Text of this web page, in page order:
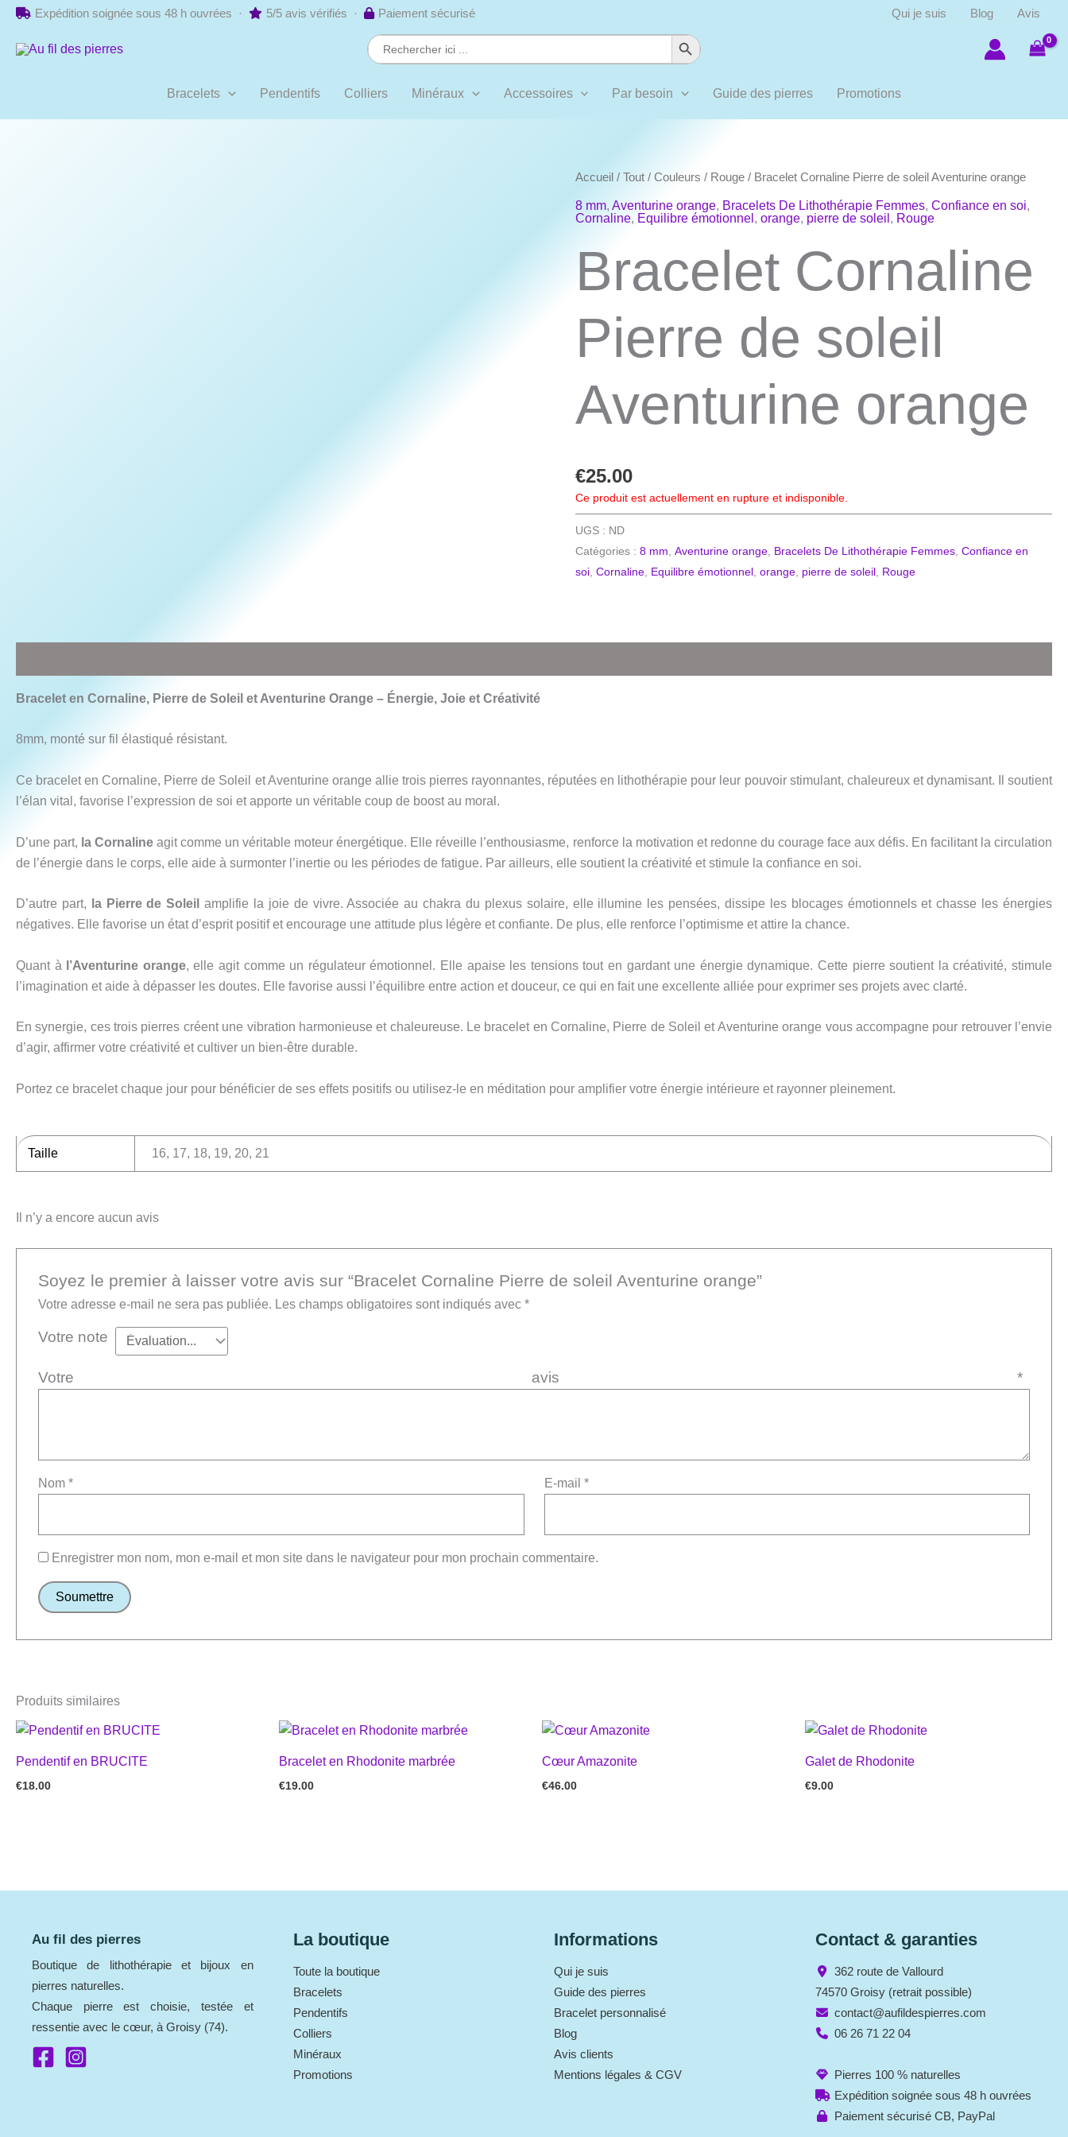
Aller
contenu
Expédition soignée sous 48 h ouvrées · 5/5 avis vérifiés · Paiement sécurisé Qui je suis Blog
Avis
Search
for:
Search Button
Bracelets Pendentifs Colliers Minéraux Accessoires Par besoin Guide des pierres Promotions
Accueil /Tout /Couleurs / Rouge / Bracelet Cornaline Pierre de soleil Aventurine orange
8 mm,Aventurine orange, Bracelets De Lithothérapie Femmes,Confiance en soi,
Cornaline, Equilibre émotionnel ,orange, pierre de soleil , Rouge
Bracelet Cornaline
Pierre de soleil
Aventurine orange
€25.00
Ce produit est actuellement en rupture et indisponible.
UGS : ND
Catégories :8 mm,Aventurine orange, Bracelets De Lithothérapie Femmes,Confiance en
soi,Cornaline, Equilibre émotionnel,orange, pierre de soleil, Rouge
Bracelet en Cornaline, Pierre de Soleil et Aventurine Orange – Énergie, Joie et Créativité
8mm, monté sur fil élastiqué résistant.
Ce bracelet en Cornaline, Pierre de Soleil et Aventurine orange allie trois pierres rayonnantes, réputées en lithothérapie pour leur pouvoir stimulant, chaleureux et dynamisant. Il soutient
l’élan vital, favorise l’expression de soi et apporte un véritable coup de boost au moral.
D’une part, la Cornaline agit comme un véritable moteur énergétique. Elle réveille l’enthousiasme, renforce la motivation et redonne du courage face aux défis. En facilitant la circulation
de l’énergie dans le corps, elle aide à surmonter l’inertie ou les périodes de fatigue. Par ailleurs, elle soutient la créativité et stimule la confiance en soi.
D’autre part, la Pierre de Soleil amplifie la joie de vivre. Associée au chakra du plexus solaire, elle illumine les pensées, dissipe les blocages émotionnels et chasse les énergies
négatives. Elle favorise un état d’esprit positif et encourage une attitude plus légère et confiante. De plus, elle renforce l’optimisme et attire la chance.
Quant à l’Aventurine orange, elle agit comme un régulateur émotionnel. Elle apaise les tensions tout en gardant une énergie dynamique. Cette pierre soutient la créativité, stimule
l’imagination et aide à dépasser les doutes. Elle favorise aussi l’équilibre entre action et douceur, ce qui en fait une excellente alliée pour exprimer ses projets avec clarté.
En synergie, ces trois pierres créent une vibration harmonieuse et chaleureuse. Le bracelet en Cornaline, Pierre de Soleil et Aventurine orange vous accompagne pour retrouver l’envie
d’agir, affirmer votre créativité et cultiver un bien-être durable.
Portez ce bracelet chaque jour pour bénéficier de ses effets positifs ou utilisez-le en méditation pour amplifier votre énergie intérieure et rayonner pleinement.
Taille 16, 17, 18, 19, 20, 21
Il n’y a encore aucun avis
Soyez le premier à laisser votre avis sur “Bracelet Cornaline Pierre de soleil Aventurine orange”
Votre adresse e-mail ne sera pas publiée. Les champs obligatoires sont indiqués avec *
Votre note
Votre avis *
Nom * E-mail *
Enregistrer mon nom, mon e-mail et mon site dans le navigateur pour mon prochain commentaire.
Produits similaires
Pendentif en BRUCITE
€18.00
Bracelet en Rhodonite marbrée
€19.00
Cœur Amazonite
€46.00
Galet de Rhodonite
€9.00
Au fil des pierres
Boutique de lithothérapie et bijoux en
pierres naturelles.
Chaque pierre est choisie, testée et
ressentie avec le cœur, à Groisy (74).
La boutique
Toute la boutique
Bracelets
Pendentifs
Colliers
Minéraux
Promotions
Informations
Qui je suis
Guide des pierres
Bracelet personnalisé
Blog
Avis clients
Mentions légales & CGV
Contact & garanties
362 route de Vallourd
74570 Groisy (retrait possible)
contact@aufildespierres.com
06 26 71 22 04
Pierres 100 % naturelles
Expédition soignée sous 48 h ouvrées
Paiement sécurisé CB, PayPal